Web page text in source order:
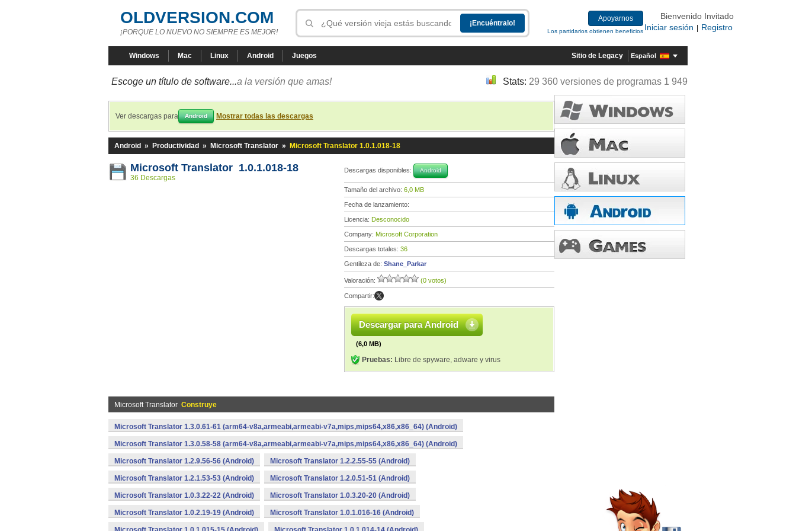
OLDVERSION.COM
¡PORQUE LO NUEVO NO SIEMPRE ES MEJOR!
Apoyarnos
Los partidarios obtienen beneficios
Bienvenido Invitado
Iniciar sesión
Registro
Windows Mac Linux Android Juegos Sitio de Legacy Español
Escoge un título de software...a la versión que amas! Stats: 29 360 versiones de programas 1 949
Ver descargas para Android Mostrar todas las descargas
Android » Productividad » Microsoft Translator » Microsoft Translator 1.0.1.018-18
Microsoft Translator 1.0.1.018-18
36 Descargas
Descargas disponibles: Android
Tamaño del archivo: 6,0 MB
Fecha de lanzamiento:
Licencia: Desconocido
Company: Microsoft Corporation
Descargas totales: 36
Gentileza de: Shane_Parkar
Valoración: (0 votos)
Compartir:
Descargar para Android
(6,0 MB)
Pruebas: Libre de spyware, adware y virus
Microsoft Translator Construye
Microsoft Translator 1.3.0.61-61 (arm64-v8a,armeabi,armeabi-v7a,mips,mips64,x86,x86_64) (Android)
Microsoft Translator 1.3.0.58-58 (arm64-v8a,armeabi,armeabi-v7a,mips,mips64,x86,x86_64) (Android)
Microsoft Translator 1.2.9.56-56 (Android) Microsoft Translator 1.2.2.55-55 (Android)
Microsoft Translator 1.2.1.53-53 (Android) Microsoft Translator 1.2.0.51-51 (Android)
Microsoft Translator 1.0.3.22-22 (Android) Microsoft Translator 1.0.3.20-20 (Android)
Microsoft Translator 1.0.2.19-19 (Android) Microsoft Translator 1.0.1.016-16 (Android)